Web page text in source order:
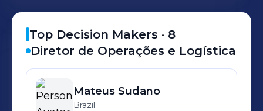
Top Decision Makers · 8
Diretor de Operações e Logística
Mateus Sudano
Brazil